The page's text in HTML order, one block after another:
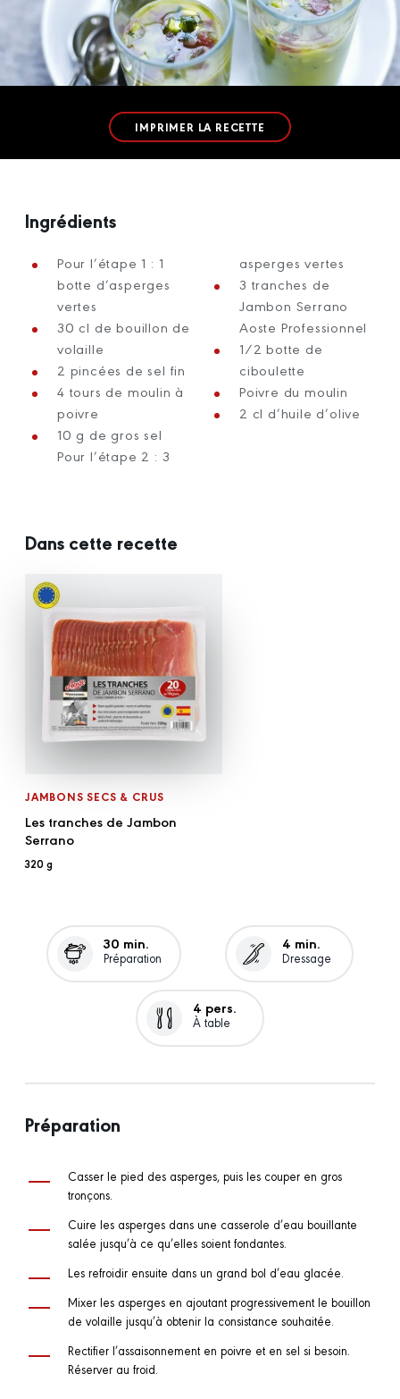
IMPRIMER LA RECETTE
Ingrédients
Pour l’étape 1 : 1
botte d’asperges
vertes
30 cl de bouillon de
volaille
2 pincées de sel fin
4 tours de moulin à
poivre
10 g de gros sel
Pour l’étape 2 : 3
asperges vertes
3 tranches de
Jambon Serrano
Aoste Professionnel
1/2 botte de
ciboulette
Poivre du moulin
2 cl d’huile d’olive
Dans cette recette
JAMBONS SECS & CRUS
Les tranches de Jambon
Serrano
320 g
30 min.
Préparation
4 min.
Dressage
4 pers.
À table
Préparation
Casser le pied des asperges, puis les couper en gros
tronçons.
Cuire les asperges dans une casserole d’eau bouillante
salée jusqu’à ce qu’elles soient fondantes.
Les refroidir ensuite dans un grand bol d’eau glacée.
Mixer les asperges en ajoutant progressivement le bouillon
de volaille jusqu’à obtenir la consistance souhaitée.
Rectifier l’assaisonnement en poivre et en sel si besoin.
Réserver au froid.